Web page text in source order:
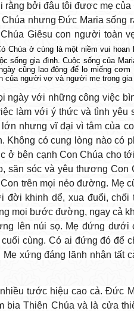
rằng bởi đâu tôi được mẹ của
nhưng Đức Maria sống
Giêsu con người toàn
Chúa ở cùng là một niềm vui hoan
sống gia đình. Cuộc sống của
cũng lao động để lo miếng cơm
của người vợ và người mẹ trong gia
ngày với những công việc
làm với ý thức và tình yêu
nhưng vĩ đại vì tâm của
Không có cung lòng nào có
ở bên cạnh Con Chúa cho
săn sóc và yêu thương Con
trên mọi nẻo đường. Mẹ
đời khinh dể, xua đuổi, chối
mọi bước đường, ngay cả
lên núi sọ. Mẹ đứng dưới
cùng. Có ai đứng đó để
Mẹ xứng đáng lãnh nhận tất
tước hiệu cao cả. Đức
bia Thiên Chúa và là cửa